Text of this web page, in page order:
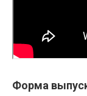
Форма